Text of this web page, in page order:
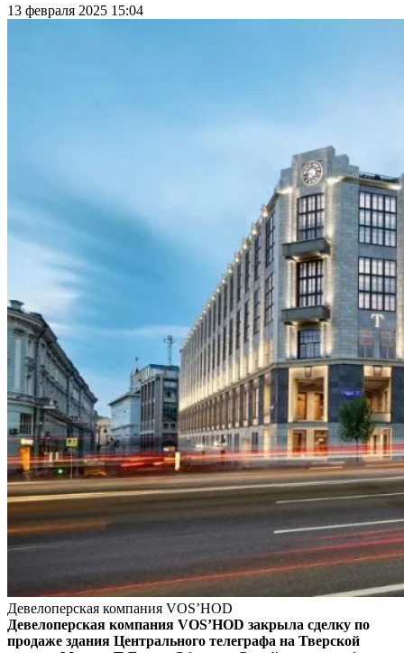
13 февраля 2025 15:04
Девелоперская компания VOS’HOD
Девелоперская компания VOS’HOD закрыла сделку по
продаже здания Центрального телеграфа на Тверской